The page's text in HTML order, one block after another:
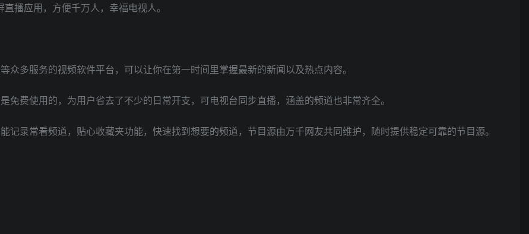
播应用，方便千万人，幸福电视人。
多服务的视频软件平台，可以让你在第一时间里掌握最新的新闻以及热点内容。
费使用的，为用户省去了不少的日常开支，可电视台同步直播，涵盖的频道也非常齐全。
录常看频道，贴心收藏夹功能，快速找到想要的频道，节目源由万千网友共同维护，随时提供稳定可靠的节目源。